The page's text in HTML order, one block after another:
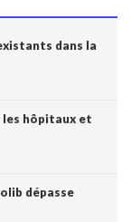
dans la
les hôpitaux et
dépasse